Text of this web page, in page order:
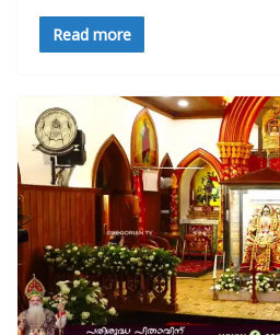
Read more